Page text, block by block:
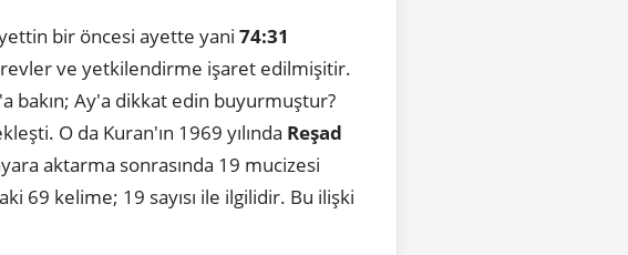
bir öncesi ayette yani 74:31
ve yetkilendirme işaret edilmişitir.
bakın; Ay'a dikkat edin buyurmuştur?
O da Kuran'ın 1969 yılında Reşad
aktarma sonrasında 19 mucizesi
69 kelime; 19 sayısı ile ilgilidir. Bu ilişki